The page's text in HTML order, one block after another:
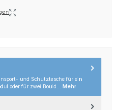
und Schutztasche für ein
oder für zwei Bould… Mehr